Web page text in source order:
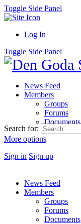
Toggle Side Panel
Log In
Toggle Side Panel
News Feed
Members
Groups
Forums
Documents
More options
Sign in Sign up
Search for:
News Feed
Members
Groups
Forums
Documents